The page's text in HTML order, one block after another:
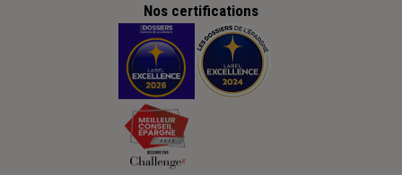
Nos certifications